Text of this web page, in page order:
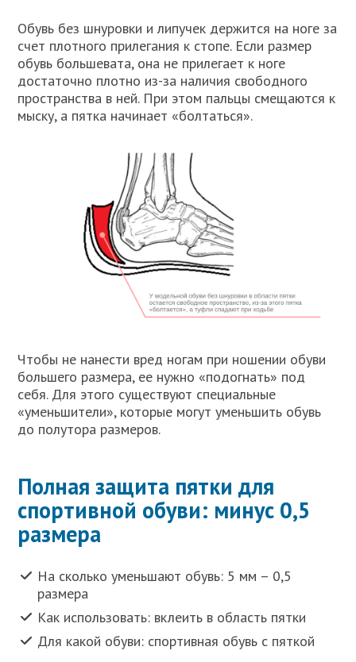
Обувь без шнуровки и липучек держится на ноге за
счет плотного прилегания к стопе. Если размер
обувь большевата, она не прилегает к ноге
достаточно плотно из-за наличия свободного
пространства в ней. При этом пальцы смещаются к
мыску, а пятка начинает «болтаться».
Чтобы не нанести вред ногам при ношении обуви
большего размера, ее нужно «подогнать» под
себя. Для этого существуют специальные
«уменьшители», которые могут уменьшить обувь
до полутора размеров.
Полная защита пятки для
спортивной обуви: минус 0,5
размера
На сколько уменьшают обувь: 5 мм – 0,5
размера
Как использовать: вклеить в область пятки
Для какой обуви: спортивная обувь с пяткой